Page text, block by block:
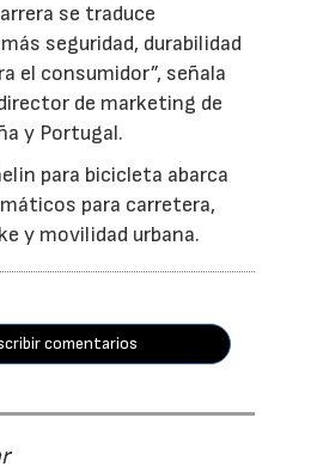
se traduce
seguridad, durabilidad
el consumidor”, señala
de marketing de
y Portugal.
para bicicleta abarca
para carretera,
y movilidad urbana.
comentarios